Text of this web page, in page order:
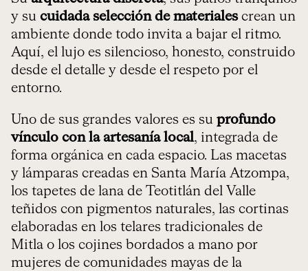
y su cuidada selección de materialescrean un
ambiente donde todo invita a bajar el ritmo.
Aquí, el lujo es silencioso, honesto, construido
desde el detalle y desde el respeto por el
entorno.
Uno de sus grandes valores es su profundo
vínculo con la artesanía local, integrada de
forma orgánica en cada espacio. Las macetas
y lámparas creadas en Santa María Atzompa,
los tapetes de lana de Teotitlán del Valle
teñidos con pigmentos naturales, las cortinas
elaboradas en los telares tradicionales de
Mitla o los cojines bordados a mano por
mujeres de comunidades mayas de la